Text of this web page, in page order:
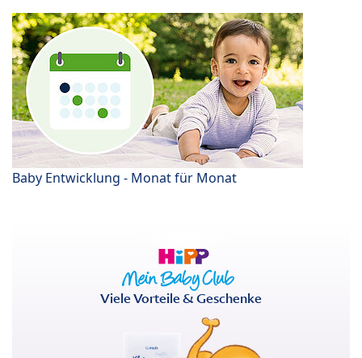
Baby Entwicklung - Monat für Monat
Viele Vorteile & Geschenke